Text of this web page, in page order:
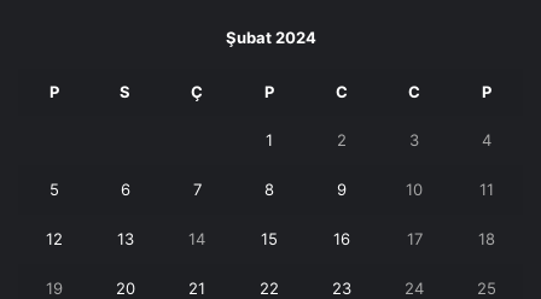
Şubat 2024
P S Ç P C C P
1 2 3 4
5 6 7 8 9 10 11
12 13 14 15 16 17 18
19 20 21 22 23 24 25